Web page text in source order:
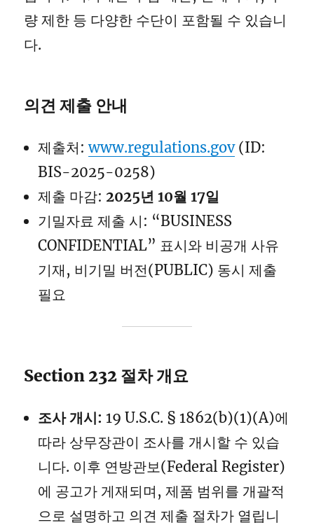
량 제한 등 다양한 수단이 포함될 수 있습니
다.
의견 제출 안내
제출처:www.regulations.gov(ID:
BIS-2025-0258)
제출 마감: 2025년 10월 17일
기밀자료 제출 시: “BUSINESS
CONFIDENTIAL” 표시와 비공개 사유
기재, 비기밀 버전(PUBLIC) 동시 제출
필요
Section 232 절차 개요
조사 개시: 19 U.S.C. § 1862(b)(1)(A)에
따라 상무장관이 조사를 개시할 수 있습
니다. 이후 연방관보(Federal Register)
에 공고가 게재되며, 제품 범위를 개괄적
으로 설명하고 의견 제출 절차가 열립니